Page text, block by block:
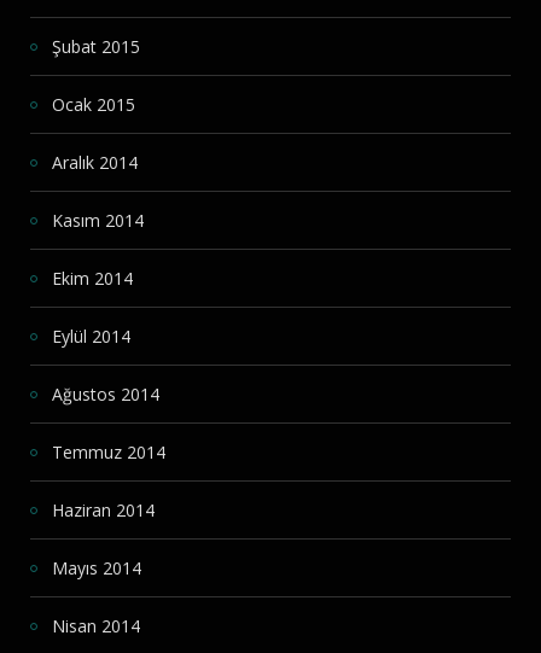
Şubat 2015
Ocak 2015
Aralık 2014
Kasım 2014
Ekim 2014
Eylül 2014
Ağustos 2014
Temmuz 2014
Haziran 2014
Mayıs 2014
Nisan 2014